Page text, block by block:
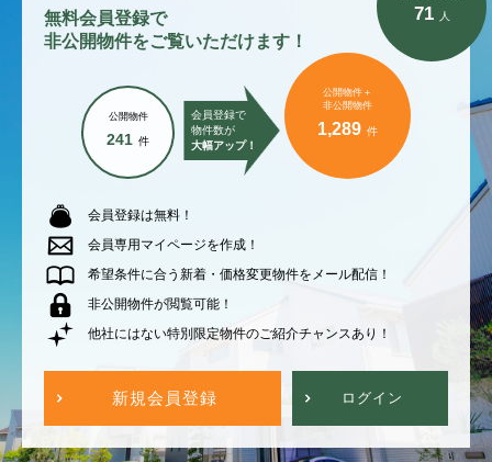
無料会員登録で
非公開物件をご覧いただけます！
会員登録で
物件数が
大幅アップ！
公開物件
241 件
公開物件＋
非公開物件
1,289 件
71 人
会員登録は無料！
会員専用マイページを作成！
希望条件に合う新着・価格変更物件をメール配信！
非公開物件が閲覧可能！
他社にはない特別限定物件のご紹介チャンスあり！
新規会員登録 ログイン